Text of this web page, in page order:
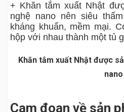
+ Khăn tắm xuất Nhật
nghệ nano nên siêu
kháng khuẩn, mềm mại.
hộp với nhau thành một tủ
Khăn tắm xuất Nhật được
nano
Cam đoan về sản